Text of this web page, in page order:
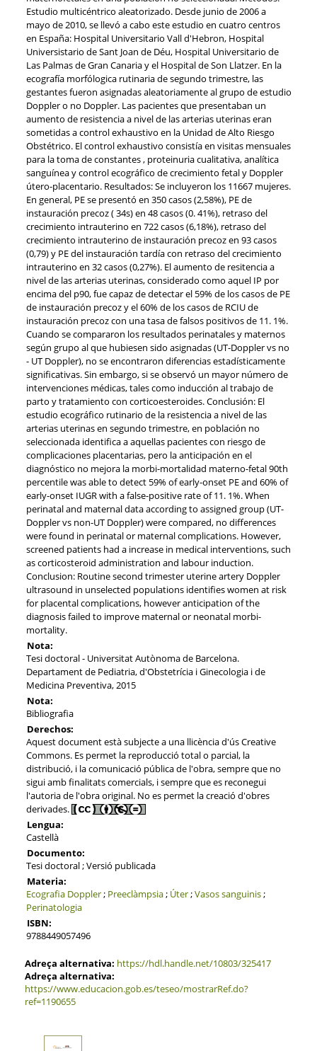
Estudio multicéntrico aleatorizado. Desde junio de 2006 a
mayo de 2010, se llevó a cabo este estudio en cuatro centros
en España: Hospital Universitario Vall d'Hebron, Hospital
Universistario de Sant Joan de Déu, Hospital Universitario de
Las Palmas de Gran Canaria y el Hospital de Son Llatzer. En la
ecografía morfólogica rutinaria de segundo trimestre, las
gestantes fueron asignadas aleatoriamente al grupo de estudio
Doppler o no Doppler. Las pacientes que presentaban un
aumento de resistencia a nivel de las arterias uterinas eran
sometidas a control exhaustivo en la Unidad de Alto Riesgo
Obstétrico. El control exhaustivo consistía en visitas mensuales
para la toma de constantes , proteinuria cualitativa, analítica
sanguínea y control ecográfico de crecimiento fetal y Doppler
útero-placentario. Resultados: Se incluyeron los 11667 mujeres.
En general, PE se presentó en 350 casos (2,58%), PE de
instauración precoz ( 34s) en 48 casos (0. 41%), retraso del
crecimiento intrauterino en 722 casos (6,18%), retraso del
crecimiento intrauterino de instauración precoz en 93 casos
(0,79) y PE del instauración tardía con retraso del crecimiento
intrauterino en 32 casos (0,27%). El aumento de resitencia a
nivel de las arterias uterinas, considerado como aquel IP por
encima del p90, fue capaz de detectar el 59% de los casos de PE
de instauración precoz y el 60% de los casos de RCIU de
instauración precoz con una tasa de falsos positivos de 11. 1%.
Cuando se compararon los resultados perinatales y maternos
según grupo al que hubiesen sido asignadas (UT-Doppler vs no
- UT Doppler), no se encontraron diferencias estadísticamente
significativas. Sin embargo, si se observó un mayor número de
intervenciones médicas, tales como inducción al trabajo de
parto y tratamiento con corticoesteroides. Conclusión: El
estudio ecográfico rutinario de la resistencia a nivel de las
arterias uterinas en segundo trimestre, en población no
seleccionada identifica a aquellas pacientes con riesgo de
complicaciones placentarias, pero la anticipación en el
diagnóstico no mejora la morbi-mortalidad materno-fetal 90th
percentile was able to detect 59% of early-onset PE and 60% of
early-onset IUGR with a false-positive rate of 11. 1%. When
perinatal and maternal data according to assigned group (UT-
Doppler vs non-UT Doppler) were compared, no differences
were found in perinatal or maternal complications. However,
screened patients had a increase in medical interventions, such
as corticosteroid administration and labour induction.
Conclusion: Routine second trimester uterine artery Doppler
ultrasound in unselected populations identifies women at risk
for placental complications, however anticipation of the
diagnosis failed to improve maternal or neonatal morbi-
mortality.
Nota:
Tesi doctoral - Universitat Autònoma de Barcelona.
Departament de Pediatria, d'Obstetrícia i Ginecologia i de
Medicina Preventiva, 2015
Nota:
Bibliografia
Derechos:
Aquest document està subjecte a una llicència d'ús Creative
Commons. Es permet la reproducció total o parcial, la
distribució, i la comunicació pública de l'obra, sempre que no
sigui amb finalitats comercials, i sempre que es reconegui
l'autoria de l'obra original. No es permet la creació d'obres
derivades.
Lengua:
Castellà
Documento:
Tesi doctoral ; Versió publicada
Materia:
Ecografia Doppler; Preeclàmpsia; Úter;Vasos sanguinis;
Perinatologia
ISBN:
9788449057496
Adreça alternativa: https://hdl.handle.net/10803/325417
Adreça alternativa:
https://www.educacion.gob.es/teseo/mostrarRef.do?
ref=1190655